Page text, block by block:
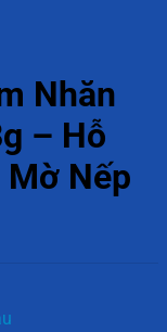
Nhăn
– Hỗ
Mờ Nếp